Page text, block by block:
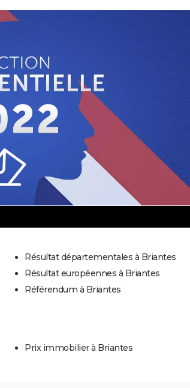
Résultat départementales à Briantes
Résultat européennes à Briantes
Référendum à Briantes
Prix immobilier à Briantes